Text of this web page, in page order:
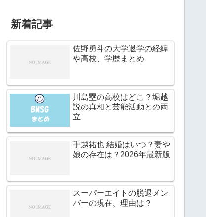
新着記事
佐野勇斗の大学退学の経緯
や高校、学歴まとめ
川島塁の高校はどこ？堀越
説の真相と芸能活動との両
立
手越祐也 結婚はいつ？妻や
娘の存在は？2026年最新版
スーパーエイトの脱退メン
バーの現在、理由は？